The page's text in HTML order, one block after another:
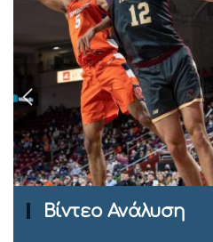
Ομιλίες Σεμιναρίων